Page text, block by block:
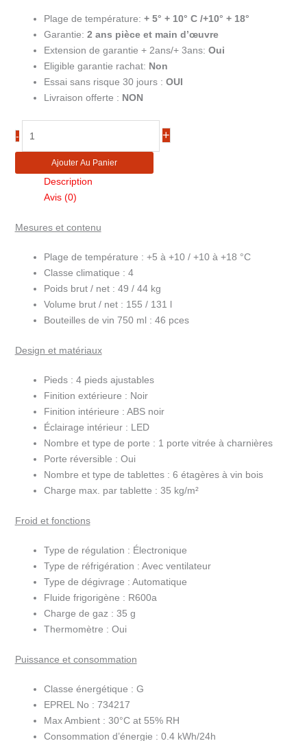
Plage de température: + 5° + 10° C /+10° + 18°
Garantie: 2 ans pièce et main d’œuvre
Extension de garantie + 2ans/+ 3ans: Oui
Eligible garantie rachat: Non
Essai sans risque 30 jours : OUI
Livraison offerte : NON
-
de
à
2
température
TFW200-
+
Ajouter Au Panier
Description
Avis (0)
Mesures et contenu
Plage de température : +5 à +10 / +10 à +18 °C
Classe climatique : 4
Poids brut / net : 49 / 44 kg
Volume brut / net : 155 / 131 l
Bouteilles de vin 750 ml : 46 pces
Design et matériaux
Pieds : 4 pieds ajustables
Finition extérieure : Noir
Finition intérieure : ABS noir
Éclairage intérieur : LED
Nombre et type de porte : 1 porte vitrée à charnières
Porte réversible : Oui
Nombre et type de tablettes : 6 étagères à vin bois
Charge max. par tablette : 35 kg/m²
Froid et fonctions
Type de régulation : Électronique
Type de réfrigération : Avec ventilateur
Type de dégivrage : Automatique
Fluide frigorigène : R600a
Charge de gaz : 35 g
Thermomètre : Oui
Puissance et consommation
Classe énergétique : G
EPREL No : 734217
Max Ambient : 30°C at 55% RH
Consommation d’énergie : 0.4 kWh/24h